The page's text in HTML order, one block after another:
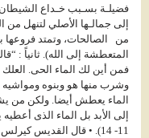
فضيلـة بسـبب خـداع الشيطان
إلى جمالـها الأصلي لتنهل من
من الصالحات، وتمتد فروعها
المتعطشة إلى الله). ثانياً :
فمن أين لك الماء الحى. العلك
وشرب منها هو وبنوه
الماء يعطش أيضا. ولكن من
11- 14). • قال القديس